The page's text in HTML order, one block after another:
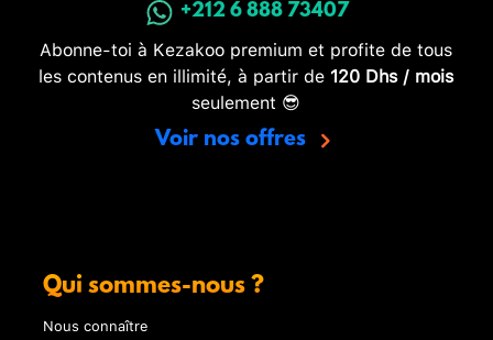
+212 6 888 73407
Abonne-toi à Kezakoo premium et profite de tous
les contenus en illimité, à partir de 120 Dhs / mois
seulement 😎
Voir nos offres
Qui sommes-nous ?
Nous connaître